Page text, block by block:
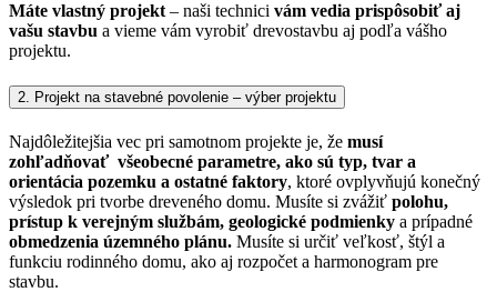
Máte vlastný projekt – naši technici vám vedia prispôsobiť aj
vašu stavbu a vieme vám vyrobiť drevostavbu aj podľa vášho
projektu.
2. Projekt na stavebné povolenie – výber projektu
Najdôležitejšia vec pri samotnom projekte je, že musí
zohľadňovať všeobecné parametre, ako sú typ, tvar a
orientácia pozemku a ostatné faktory, ktoré ovplyvňujú konečný
výsledok pri tvorbe dreveného domu. Musíte si zvážiť polohu,
prístup k verejným službám, geologické podmienky a prípadné
obmedzenia územného plánu. Musíte si určiť veľkosť, štýl a
funkciu rodinného domu, ako aj rozpočet a harmonogram pre
stavbu.